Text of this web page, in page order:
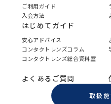
ご利用ガイド
入会方法
はじめてガイド
安心アドバイス
コンタクトレンズコラム
コンタクトレンズ総合資料室
よくあるご質問
取扱